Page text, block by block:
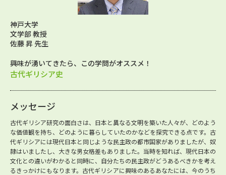
神戸大学
文学部 教授
佐藤 昇 先生
興味が湧いてきたら、この学問がオススメ！
古代ギリシア史
メッセージ
古代ギリシア研究の面白さは、日本と異なる文明を築いた人々が、どのよう
な価値観を持ち、どのように暮らしていたのかなどを探究できる点です。古
代ギリシアには現代日本と同じような民主政の都市国家がありましたが、奴
隷はいましたし、大きな男女格差もありました。当時を知れば、現代日本の
文化との違いがわかると同時に、自分たちの民主政がどうあるべきかを考え
るきっかけにもなります。古代ギリシアに興味のあるあなたには、今のうち